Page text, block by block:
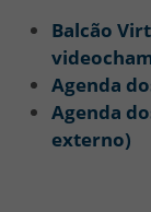
Balcão
Agenda
Agenda
externo)